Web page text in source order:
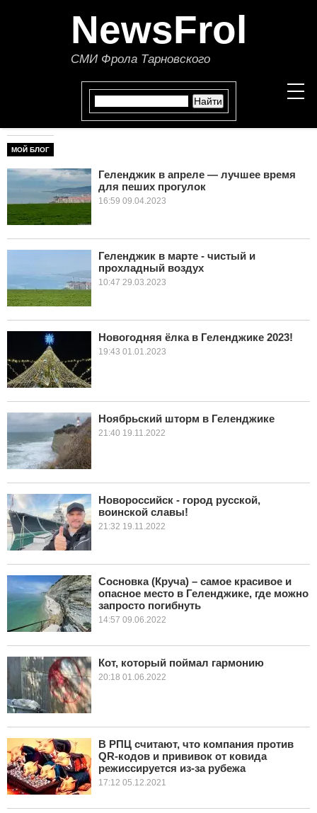
NewsFrol
СМИ Фрола Тарновского
СТАТЬИ
В МИРЕ
КУЛЬТУРА
ЭГОИЗМ
МОЙ БЛОГ
Геленджик в апреле — лучшее время
для пеших прогулок
16:59 09.04.2023
Геленджик в марте - чистый и
прохладный воздух
10:47 29.03.2023
Новогодняя ёлка в Геленджике 2023!
19:43 01.01.2023
Ноябрьский шторм в Геленджике
21:40 19.11.2022
Новороссийск - город русской,
воинской славы!
21:32 19.11.2022
Сосновка (Круча) – самое красивое и
опасное место в Геленджике, где можно
запросто погибнуть
14:57 09.06.2022
Кот, который поймал гармонию
20:18 01.06.2022
В РПЦ считают, что компания против
QR-кодов и прививок от ковида
режиссируется из-за рубежа
17:12 05.12.2021